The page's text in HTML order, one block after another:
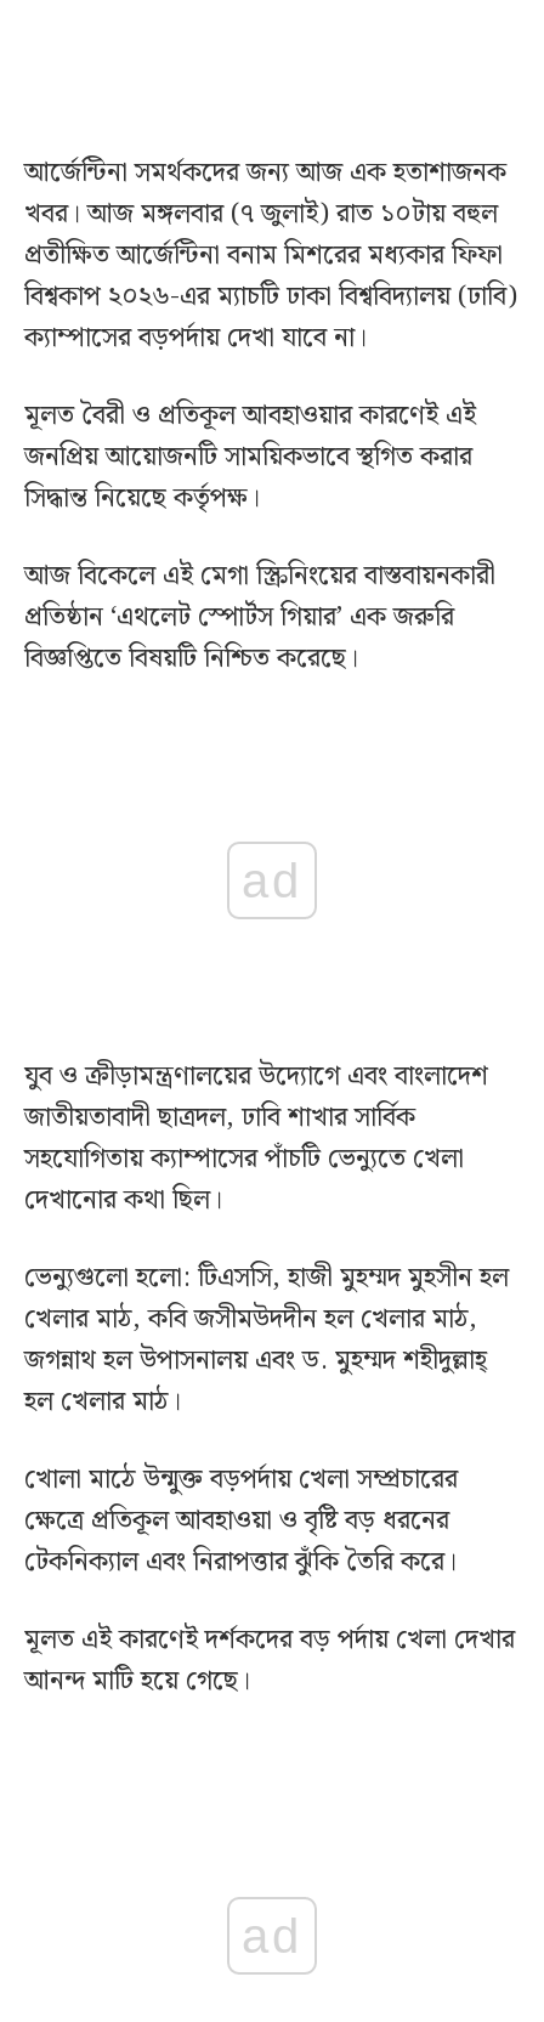
আর্জেন্টিনা সমর্থকদের জন্য আজ এক হতাশাজনক
খবর। আজ মঙ্গলবার (৭ জুলাই) রাত ১০টায় বহুল
প্রতীক্ষিত আর্জেন্টিনা বনাম মিশরের মধ্যকার ফিফা
বিশ্বকাপ ২০২৬-এর ম্যাচটি ঢাকা বিশ্ববিদ্যালয় (ঢাবি)
ক্যাম্পাসের বড়পর্দায় দেখা যাবে না।
মূলত বৈরী ও প্রতিকূল আবহাওয়ার কারণেই এই
জনপ্রিয় আয়োজনটি সাময়িকভাবে স্থগিত করার
সিদ্ধান্ত নিয়েছে কর্তৃপক্ষ।
আজ বিকেলে এই মেগা স্ক্রিনিংয়ের বাস্তবায়নকারী
প্রতিষ্ঠান ‘এথলেট স্পোর্টস গিয়ার’ এক জরুরি
বিজ্ঞপ্তিতে বিষয়টি নিশ্চিত করেছে।
ad
যুব ও ক্রীড়ামন্ত্রণালয়ের উদ্যোগে এবং বাংলাদেশ
জাতীয়তাবাদী ছাত্রদল, ঢাবি শাখার সার্বিক
সহযোগিতায় ক্যাম্পাসের পাঁচটি ভেন্যুতে খেলা
দেখানোর কথা ছিল।
ভেন্যুগুলো হলো: টিএসসি, হাজী মুহম্মদ মুহসীন হল
খেলার মাঠ, কবি জসীমউদদীন হল খেলার মাঠ,
জগন্নাথ হল উপাসনালয় এবং ড. মুহম্মদ শহীদুল্লাহ্
হল খেলার মাঠ।
খোলা মাঠে উন্মুক্ত বড়পর্দায় খেলা সম্প্রচারের
ক্ষেত্রে প্রতিকূল আবহাওয়া ও বৃষ্টি বড় ধরনের
টেকনিক্যাল এবং নিরাপত্তার ঝুঁকি তৈরি করে।
মূলত এই কারণেই দর্শকদের বড় পর্দায় খেলা দেখার
আনন্দ মাটি হয়ে গেছে।
ad